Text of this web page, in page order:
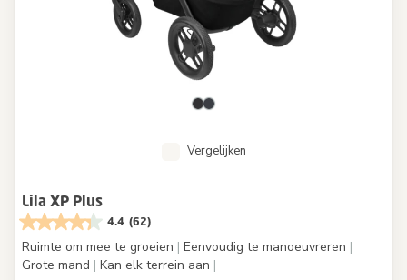
Vergelijken
Lila XP Plus
4.4 (62)
Ruimte om mee te groeien | Eenvoudig te manoeuvreren |
Grote mand | Kan elk terrein aan |